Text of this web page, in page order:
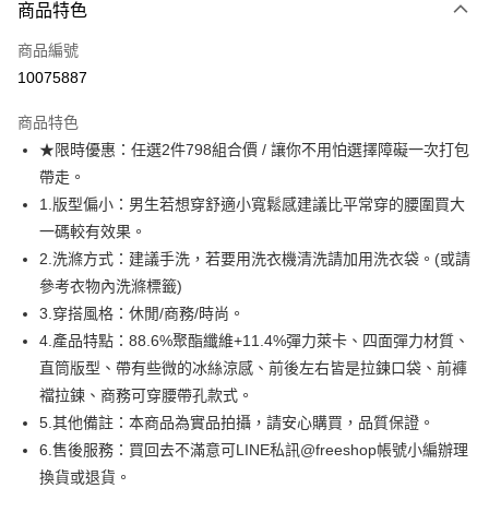
信用卡一次付款
超商取貨付款
Apple Pay
街口支付
悠遊付
ATM付款
運送方式
每筆NT$80，滿NT$1,000(含以上)免運費
付款後全家取貨
每筆NT$80，滿NT$1,000(含以上)免運費
商品特色
商品編號
10075887
商品特色
★限時優惠：任選2件798組合價 / 讓你不用怕選擇障礙一次打包
帶走。
1.版型偏小：男生若想穿舒適小寬鬆感建議比平常穿的腰圍買大
一碼較有效果。
2.洗滌方式：建議手洗，若要用洗衣機清洗請加用洗衣袋。(或請
參考衣物內洗滌標籤)
3.穿搭風格：休閒/商務/時尚。
4.產品特點：88.6%聚酯纖維+11.4%彈力萊卡、四面彈力材質、
直筒版型、帶有些微的冰絲涼感、前後左右皆是拉鍊口袋、前褲
襠拉鍊、商務可穿腰帶孔款式。
5.其他備註：本商品為實品拍攝，請安心購買，品質保證。
6.售後服務：買回去不滿意可LINE私訊@freeshop帳號小編辦理
換貨或退貨。